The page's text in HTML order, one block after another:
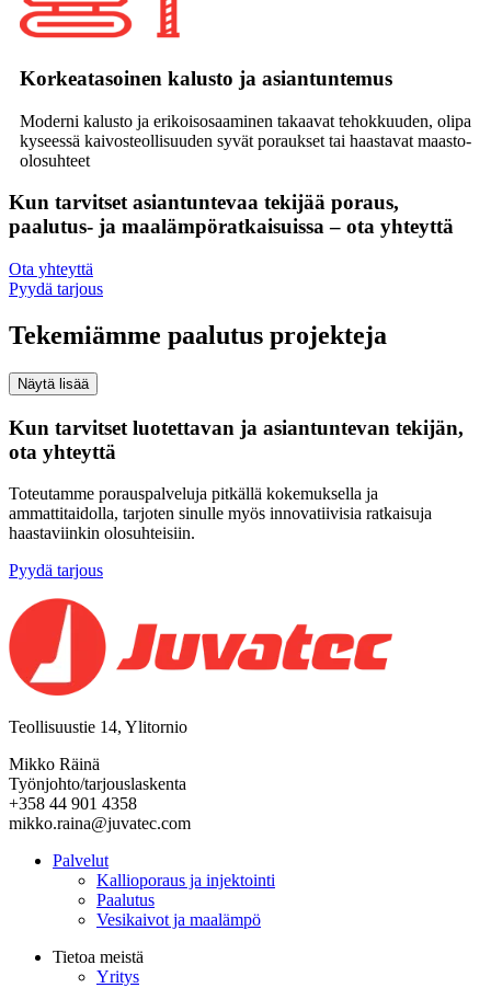
Korkeatasoinen kalusto ja asiantuntemus
Moderni kalusto ja erikoisosaaminen takaavat tehokkuuden, olipa
kyseessä kaivosteollisuuden syvät poraukset tai haastavat maasto-
olosuhteet
Kun tarvitset asiantuntevaa tekijää poraus,
paalutus- ja maalämpöratkaisuissa – ota yhteyttä
Ota yhteyttä
Pyydä tarjous
Tekemiämme paalutus projekteja
Kun tarvitset luotettavan ja asiantuntevan tekijän,
ota yhteyttä
Toteutamme porauspalveluja pitkällä kokemuksella ja
ammattitaidolla, tarjoten sinulle myös innovatiivisia ratkaisuja
haastaviinkin olosuhteisiin.
Pyydä tarjous
Teollisuustie 14, Ylitornio
Mikko Räinä
Työnjohto/tarjouslaskenta
+358 44 901 4358
mikko.raina@juvatec.com
Palvelut
Kallioporaus ja injektointi
Paalutus
Vesikaivot ja maalämpö
Tietoa meistä
Yritys